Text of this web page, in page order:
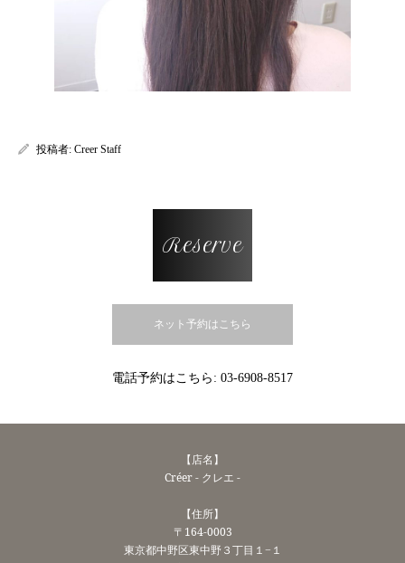
投稿者: Creer Staff
Reserve
ネット予約はこちら
電話予約はこちら: 03-6908-8517
【店名】
Créer - クレエ -
【住所】
〒164-0003
東京都中野区東中野３丁目１−１